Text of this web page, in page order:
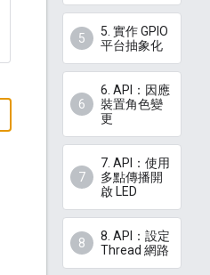
5. 實作 GPIO
平台抽象化
6. API：因應
裝置角色變
更
7. API：使用
多點傳播開
啟 LED
8. API：設定
Thread 網路